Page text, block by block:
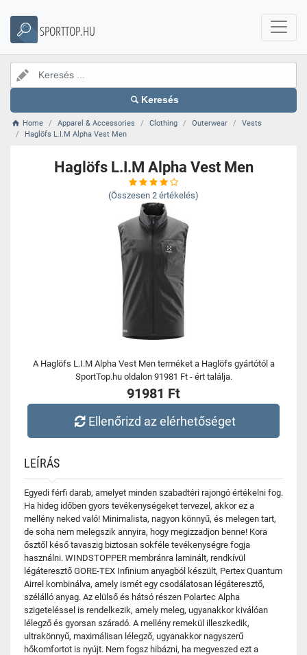
SPORTTOP.HU
Keresés
Home Apparel & Accessories Clothing Outerwear
Vests
Haglöfs L.I.M Alpha Vest Men
Haglöfs L.I.M Alpha Vest Men
(Összesen 2 értékelés)
A Haglöfs L.I.M Alpha Vest Men terméket a Haglöfs gyártótól a
SportTop.hu oldalon 91981 Ft - ért találja.
91981 Ft
Ellenőrizd az elérhetőséget
LEÍRÁS
Egyedi férfi darab, amelyet minden szabadtéri rajongó értékelni fog.
Ha hideg időben gyors tevékenységeket tervezel, akkor ez a
mellény neked való! Minimalista, nagyon könnyű, és melegen tart,
de soha nem melegszik annyira, hogy megizzadjon benne! Kora
ősztől késő tavaszig biztosan sokféle tevékenységre fogja
használni. WINDSTOPPER membránra laminált, rendkívül
légáteresztő GORE-TEX Infinium anyagból készült, Pertex Quantum
Airrel kombinálva, amely ismét egy csodálatosan légáteresztő,
szélálló anyag. Az elülső és hátsó részen Polartec Alpha
szigeteléssel is rendelkezik, amely meleg, ugyanakkor kiválóan
lélegző és gyorsan száradó. A mellény remekül illeszkedik,
ultrakönnyű, maximálisan lélegző, ugyanakkor nagyszerű
hőkomfortot is nyújt. Nem fogsz hibázni, ha megveszed ezt a